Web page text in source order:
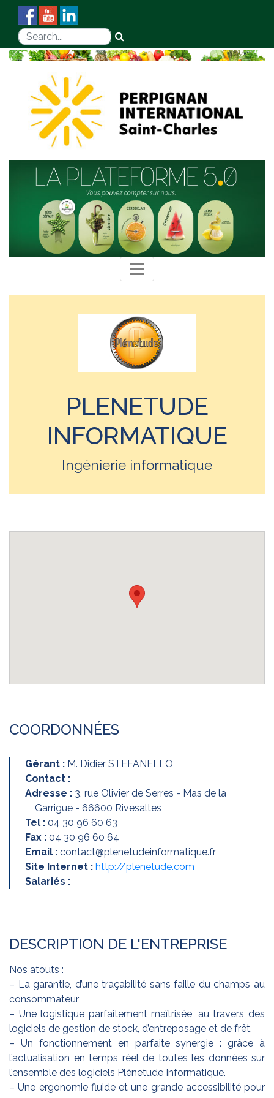
PLENETUDE
INFORMATIQUE
Ingénierie informatique
COORDONNÉES
Gérant : M. Didier STEFANELLO
Contact :
Adresse : 3, rue Olivier de Serres - Mas de la
Garrigue - 66600 Rivesaltes
Tel : 04 30 96 60 63
Fax : 04 30 96 60 64
Email : contact@plenetudeinformatique.fr
Site Internet : http://plenetude.com
Salariés :
DESCRIPTION DE L'ENTREPRISE
Nos atouts :
– La garantie, d’une traçabilité sans faille du champs au
consommateur
– Une logistique parfaitement maîtrisée, au travers des
logiciels de gestion de stock, d’entreposage et de frêt.
– Un fonctionnement en parfaite synergie : grâce à
l’actualisation en temps réel de toutes les données sur
l’ensemble des logiciels Plénetude Informatique.
– Une ergonomie fluide et une grande accessibilité pour